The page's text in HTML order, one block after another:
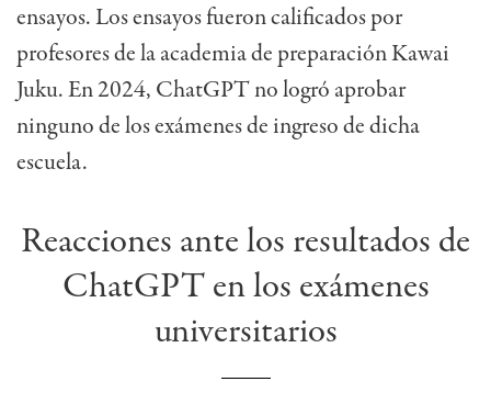
ensayos. Los ensayos fueron calificados por
profesores de la academia de preparación Kawai
Juku. En 2024, ChatGPT no logró aprobar
ninguno de los exámenes de ingreso de dicha
escuela.
Reacciones ante los resultados de
ChatGPT en los exámenes
universitarios